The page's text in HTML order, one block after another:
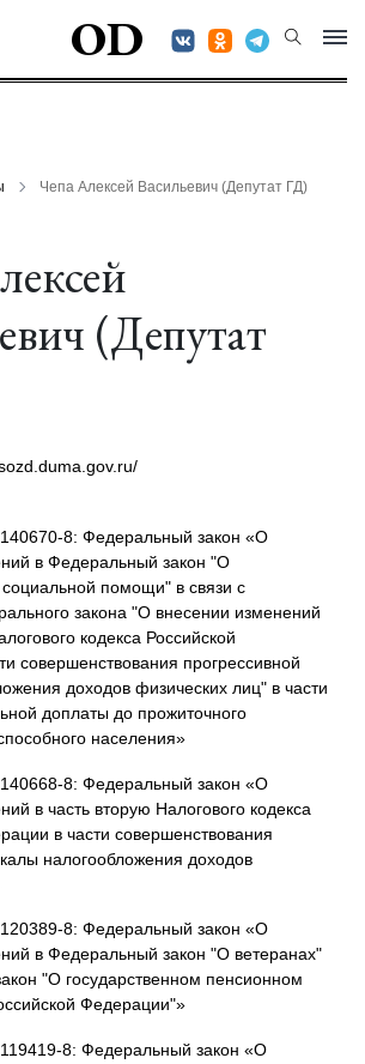
OD
Чепа Алексей Васильевич (Депутат ГД)
(Депутат
8: Федеральный закон «О
в Федеральный закон "О
социальной помощи" в связи с
закона "О внесении изменений
кодекса Российской
совершенствования прогрессивной
доходов физических лиц" в части
доплаты до прожиточного
населения»
8: Федеральный закон «О
в часть вторую Налогового кодекса
в части совершенствования
налогообложения доходов
8: Федеральный закон «О
в Федеральный закон "О ветеранах"
"О государственном пенсионном
Федерации"»
8: Федеральный закон «О